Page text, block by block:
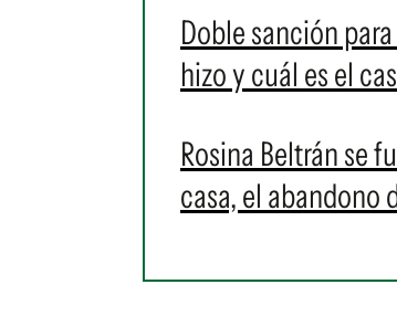
Doble sanción
hizo y cuál es el
Rosina Beltrán se
casa, el abandono